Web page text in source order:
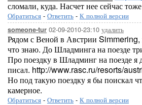
сломали, куда. Насчет нее сейчас
Обратиться - Ответить - К полной версии
someone-tur 02-09-2010-23:10 удалить
Рядом с Веной в Австрии Simmering,
что знаю. До Шладминга на поезде
Про поездку в Шладминг на поезде я
писал. http://www.rasc.ru/resorts/
Но под такую поездку я бы поискал
камерное.
Обратиться - Ответить - К полной версии